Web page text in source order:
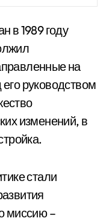
в 1989 году
на
руководством
изменений, в
стали
миссию –